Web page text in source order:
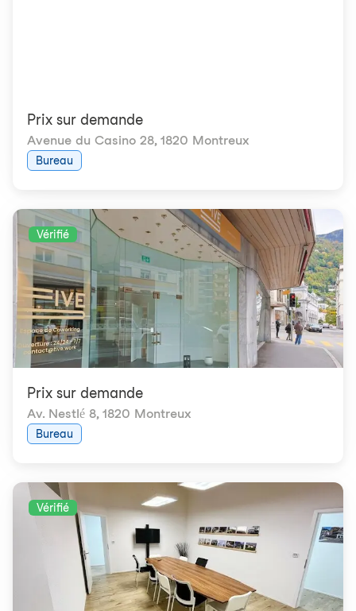
Prix ​​sur demande
Avenue du Casino 28, 1820 Montreux
Bureau
Vérifié
Prix ​​sur demande
Av. Nestlé 8, 1820 Montreux
Bureau
Vérifié